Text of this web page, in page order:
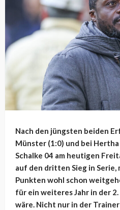
Nach den jüngsten beiden
Münster (1:0) und bei
Schalke 04 am heutigen
auf den dritten Sieg in Serie,
Punkten wohl schon
für ein weiteres Jahr in der
wäre. Nicht nur in der